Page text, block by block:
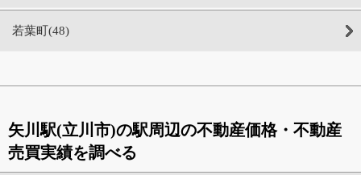
若葉町(48)
矢川駅(立川市)の駅周辺の不動産価格・不動産
売買実績を調べる